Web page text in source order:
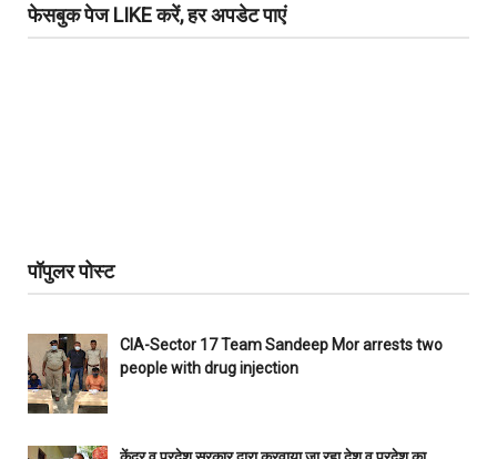
फेसबुक पेज LIKE करें, हर अपडेट पाएं
पॉपुलर पोस्ट
CIA-Sector 17 Team Sandeep Mor arrests two
people with drug injection